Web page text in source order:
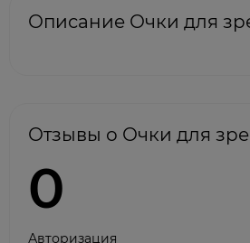
Описание Очки для
Отзывы о Очки для
0
Авторизация